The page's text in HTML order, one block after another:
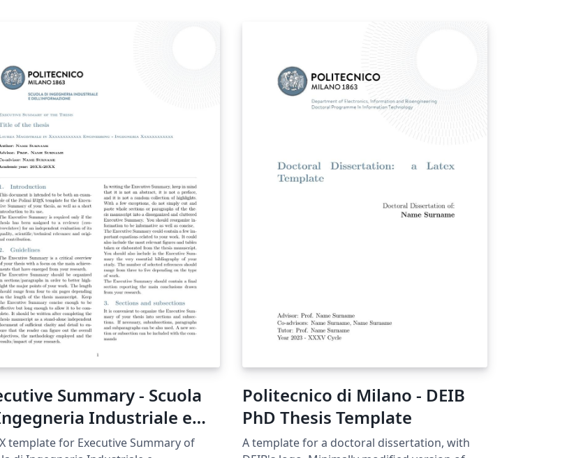
Summary - Scuola
Industriale e
-
template for Executive Summary of
Politecnico di Milano - DEIB
PhD Thesis Template
A template for a doctoral dissertation, with